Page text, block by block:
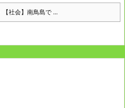
【社会】南鳥島で ...